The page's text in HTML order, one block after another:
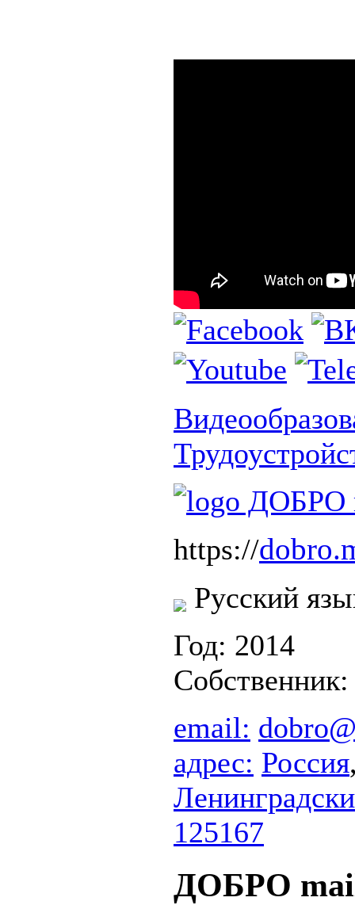
https://
Русский
Год: 2014
email:
адрес: Россия
125167
ДОБРО